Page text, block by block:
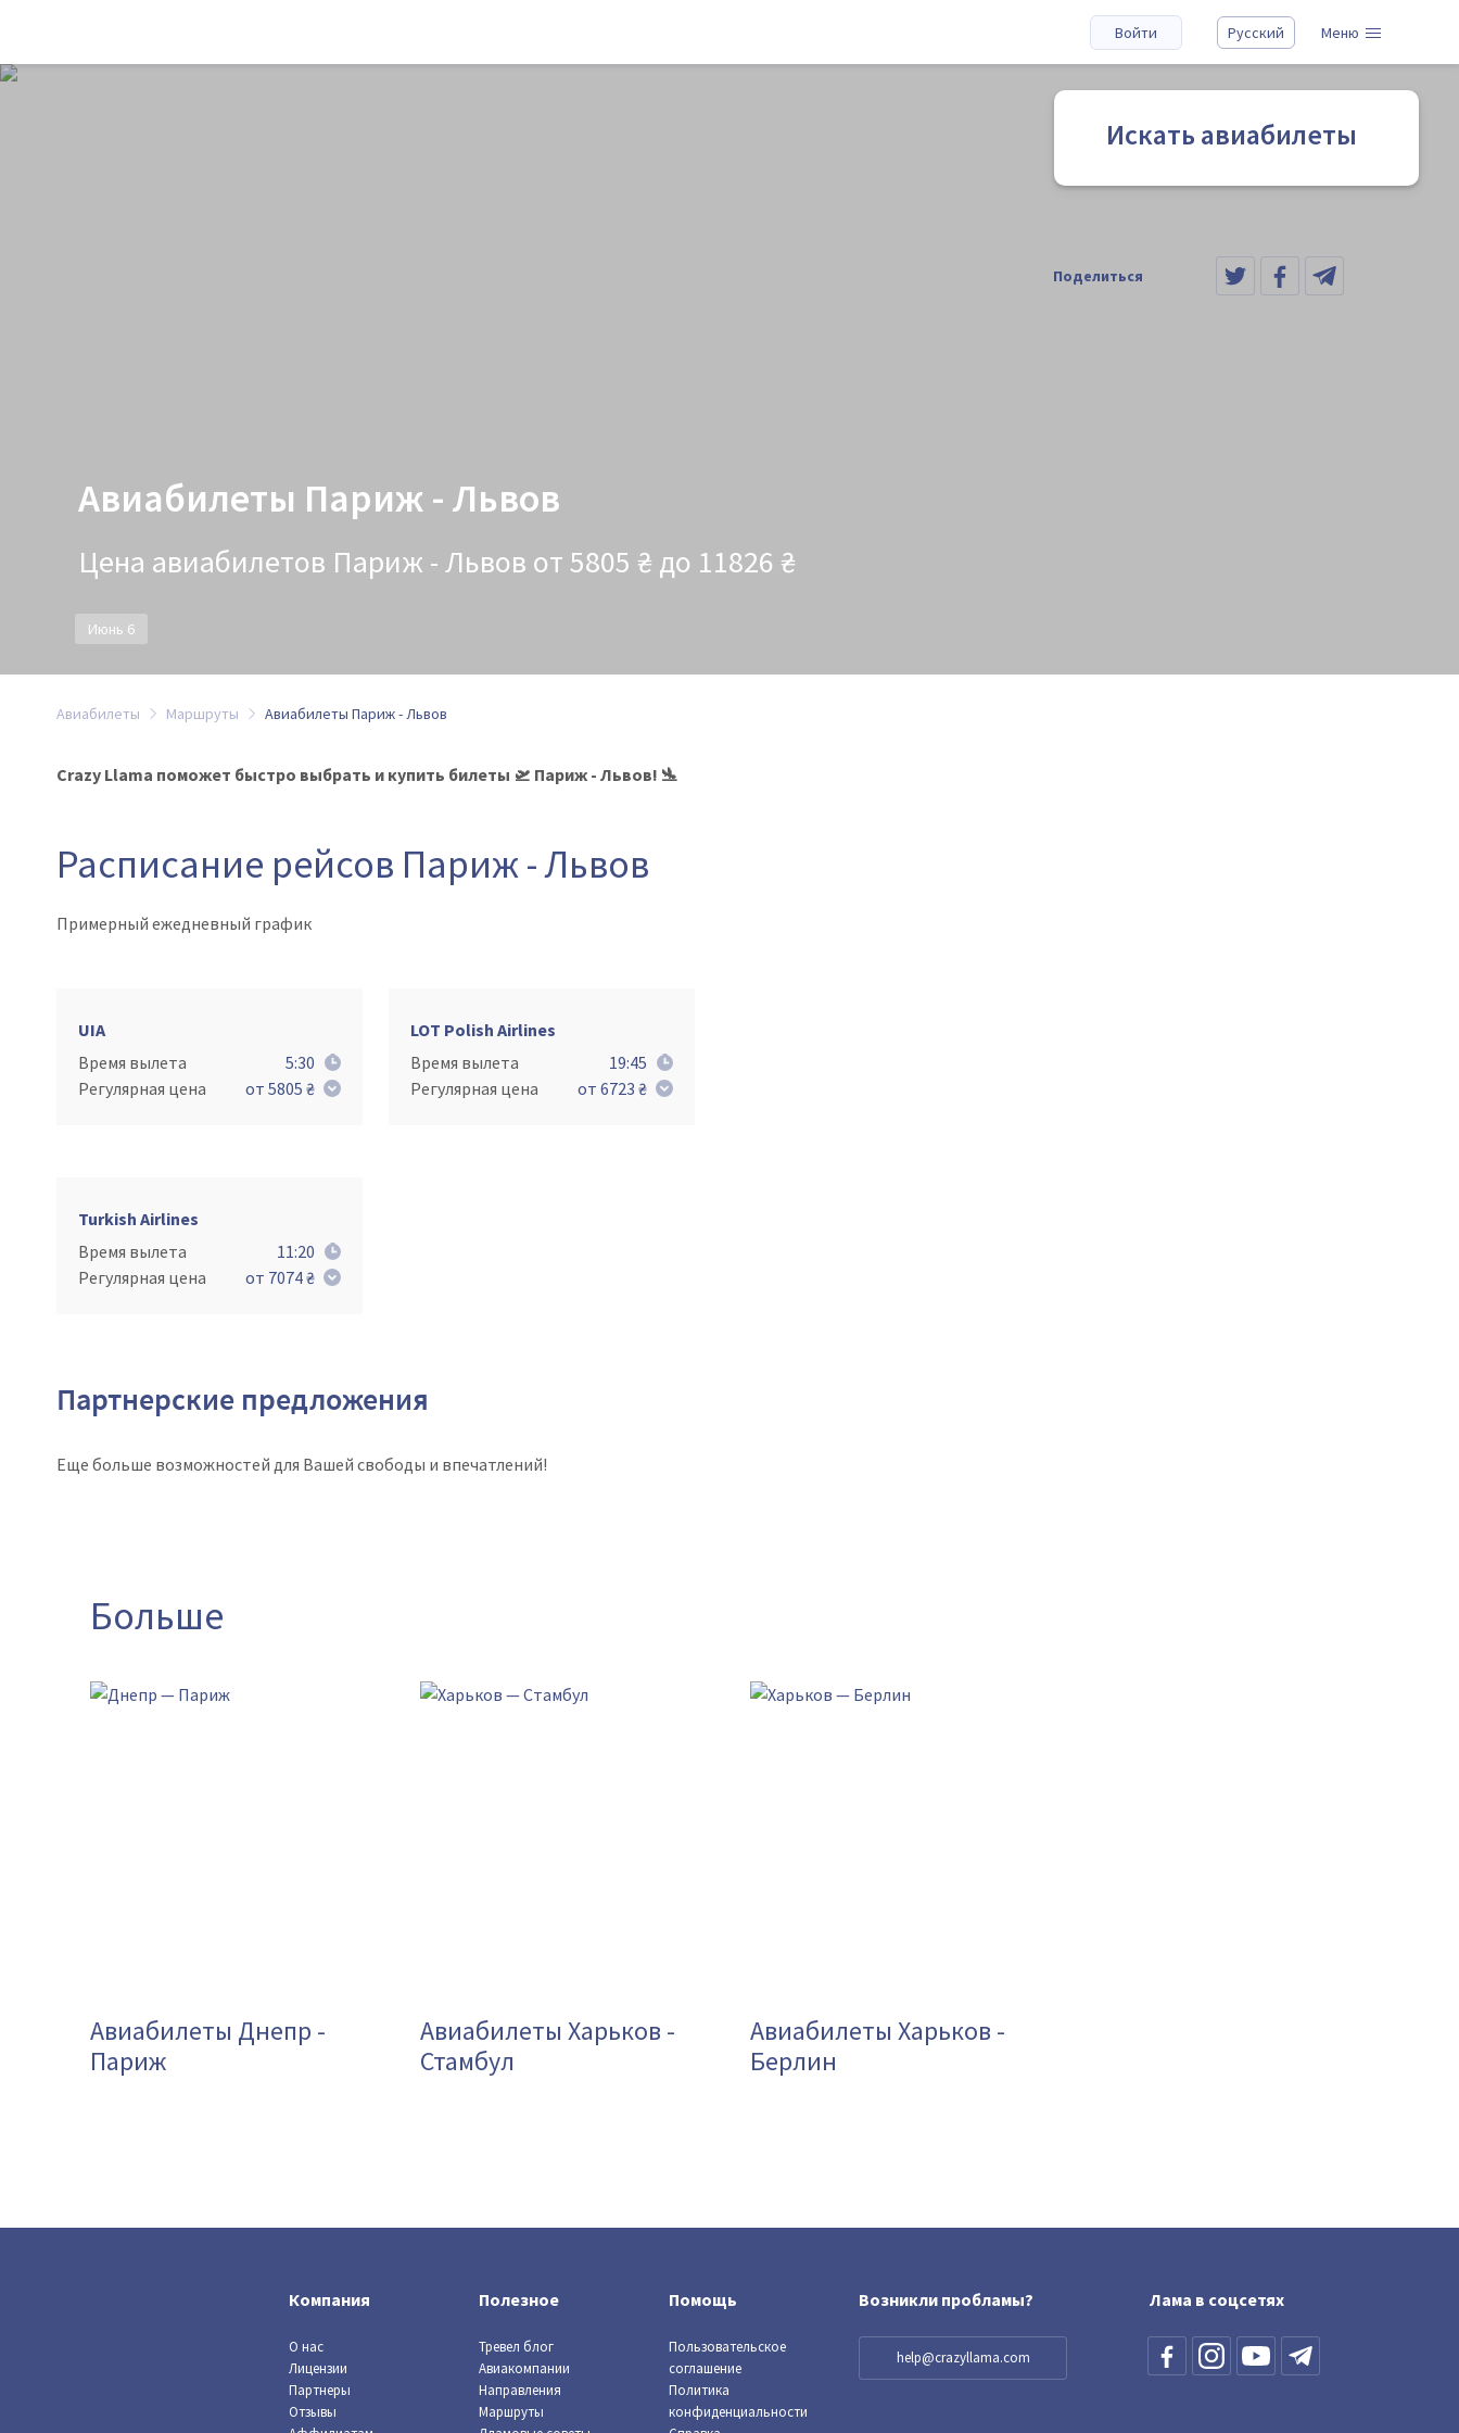
Войти Русский Меню
Авиабилеты Париж - Львов
Цена авиабилетов Париж - Львов от 5805 ₴ до 11826 ₴
Июнь 6
Искать авиабилеты
Поделиться
Авиабилеты Маршруты Авиабилеты Париж - Львов
Crazy Llama поможет быстро выбрать и купить билеты 🛫 Париж - Львов! 🛬
Расписание рейсов Париж - Львов
Примерный ежедневный график
UIA
Время вылета
5:30
Регулярная цена
от 5805 ₴
LOT Polish Airlines
Время вылета
19:45
Регулярная цена
от 6723 ₴
Turkish Airlines
Время вылета
11:20
Регулярная цена
от 7074 ₴
Партнерские предложения
Еще больше возможностей для Вашей свободы и впечатлений!
Больше
Авиабилеты Днепр -
Париж
Авиабилеты Харьков -
Стамбул
Авиабилеты Харьков -
Берлин
Компания
О нас
Лицензии
Партнеры
Отзывы
Полезное
Тревел блог
Авиакомпании
Направления
Маршруты
Помощь
Пользовательское
соглашение
Политика
конфиденциальности
Возникли пробламы?
help@crazyllama.com
Лама в соцсетях